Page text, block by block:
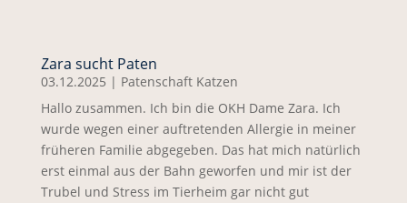
Zara sucht Paten
03.12.2025 | Patenschaft Katzen
Hallo zusammen. Ich bin die OKH Dame Zara. Ich
wurde wegen einer auftretenden Allergie in meiner
früheren Familie abgegeben. Das hat mich natürlich
erst einmal aus der Bahn geworfen und mir ist der
Trubel und Stress im Tierheim gar nicht gut